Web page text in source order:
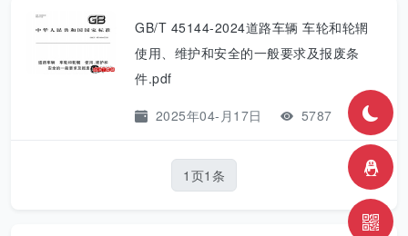
GB/T 45144-2024道路车辆 车轮和轮辋
使用、维护和安全的一般要求及报废条
件.pdf
2025年04-月17日 5787
1页1条